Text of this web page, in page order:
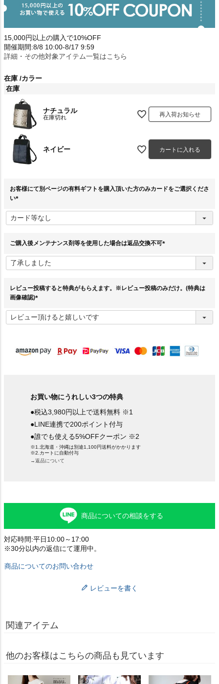
15,000円以上の購入で10%OFF
開催期間:8/8 10:00-8/17 9:59
詳細・その他対象アイテム一覧はこちら
在庫 カラー
在庫
ナチュラル
在庫切れ 再入荷お知らせ
ネイビー カートに入れる
お客様にて別ページの有料ギフトを購入頂いた方のみカードをご選択くださ
い
必
須
ご購入後メンテナンス剤等を使用した場合は返品交換不可
須
レビュー投稿すると特典がもらえます。※レビュー投稿のみだけ。(特典は
画像確認)
必
須
お買い物にうれしい3つの特典
●税込3,980円以上で送料無料 ※1
●LINE連携で200ポイント付与
●誰でも使える5%OFFクーポン ※2
※1.北海道・沖縄は別途1,100円送料がかかります
※2.カートに自動付与
→返品について
商品についての相談をする
対応時間:平日10:00～17:00
※30分以内の返信にて運用中。
商品についてのお問い合わせ
レビューを書く
関連アイテム
他のお客様はこちらの商品も見ています